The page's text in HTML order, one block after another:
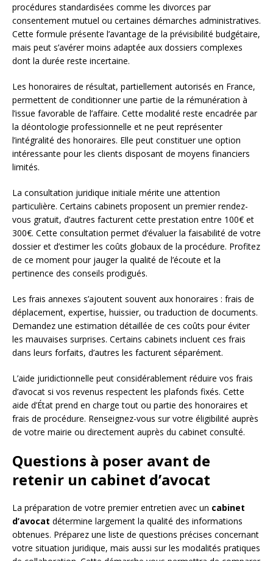
procédures standardisées comme les divorces par
consentement mutuel ou certaines démarches administratives.
Cette formule présente l’avantage de la prévisibilité budgétaire,
mais peut s’avérer moins adaptée aux dossiers complexes
dont la durée reste incertaine.
Les honoraires de résultat, partiellement autorisés en France,
permettent de conditionner une partie de la rémunération à
l’issue favorable de l’affaire. Cette modalité reste encadrée par
la déontologie professionnelle et ne peut représenter
l’intégralité des honoraires. Elle peut constituer une option
intéressante pour les clients disposant de moyens financiers
limités.
La consultation juridique initiale mérite une attention
particulière. Certains cabinets proposent un premier rendez-
vous gratuit, d’autres facturent cette prestation entre 100€ et
300€. Cette consultation permet d’évaluer la faisabilité de votre
dossier et d’estimer les coûts globaux de la procédure. Profitez
de ce moment pour jauger la qualité de l’écoute et la
pertinence des conseils prodigués.
Les frais annexes s’ajoutent souvent aux honoraires : frais de
déplacement, expertise, huissier, ou traduction de documents.
Demandez une estimation détaillée de ces coûts pour éviter
les mauvaises surprises. Certains cabinets incluent ces frais
dans leurs forfaits, d’autres les facturent séparément.
L’aide juridictionnelle peut considérablement réduire vos frais
d’avocat si vos revenus respectent les plafonds fixés. Cette
aide d’État prend en charge tout ou partie des honoraires et
frais de procédure. Renseignez-vous sur votre éligibilité auprès
de votre mairie ou directement auprès du cabinet consulté.
Questions à poser avant de
retenir un cabinet d’avocat
La préparation de votre premier entretien avec un cabinet
d’avocat détermine largement la qualité des informations
obtenues. Préparez une liste de questions précises concernant
votre situation juridique, mais aussi sur les modalités pratiques